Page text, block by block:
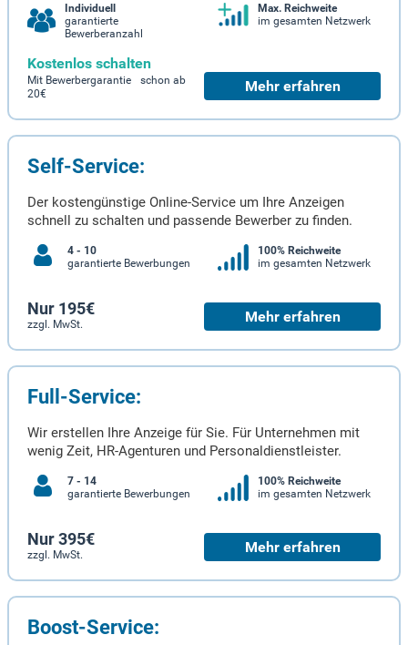
Individuell
garantierte
Bewerberanzahl
Max. Reichweite
im gesamten Netzwerk
Kostenlos schalten
Mit Bewerbergarantie schon ab
20€
Mehr erfahren
Self-Service:
Der kostengünstige Online-Service um Ihre Anzeigen
schnell zu schalten und passende Bewerber zu finden.
4 - 10
garantierte Bewerbungen
100% Reichweite
im gesamten Netzwerk
Nur 195€
zzgl. MwSt. Mehr erfahren
Full-Service:
Wir erstellen Ihre Anzeige für Sie. Für Unternehmen mit
wenig Zeit, HR-Agenturen und Personaldienstleister.
7 - 14
garantierte Bewerbungen
100% Reichweite
im gesamten Netzwerk
Nur 395€
zzgl. MwSt. Mehr erfahren
Boost-Service: